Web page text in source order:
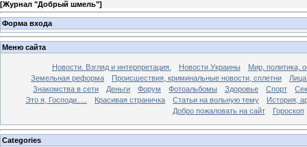
[Журнал "Добрый шмель"]
Форма входа
Меню сайта
Новости. Взгляд и интерпретация. Новости Украины
Мир, политика,
Земельная реформа
Происшествия, криминальные новости, сплетни
Лица
Знакомства в сети
Деньги Форум Фотоальбомы Здоровье Спорт
Это я, Господи.....
Красивая страничка Статьи на вольную тему
История,
Добро пожаловать на сайт
Гороскоп
Categories